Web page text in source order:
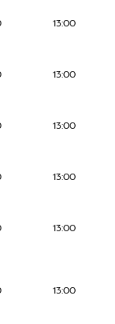
13:00
13:00
13:00
13:00
13:00
13:00